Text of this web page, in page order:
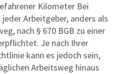
Kilometer Bei
Arbeitgeber, anders als
nach § 670 BGB zu einer
Je nach Ihrer
kann es jedoch sein,
Arbeitsweg hinaus